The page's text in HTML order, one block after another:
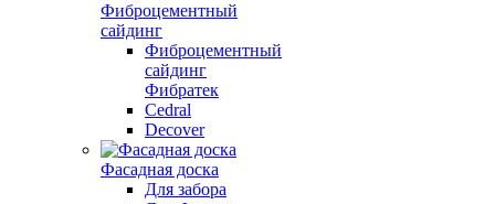
Фиброцементный
сайдинг
Фиброцементный
сайдинг
Фибратек
Cedral
Decover
Фасадная доска
Для забора